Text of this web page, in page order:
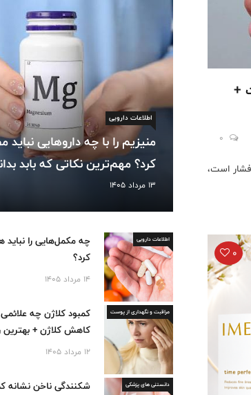
+
0
است،
0
اطلاعات دارویی
منیزیم را با چه داروهایی
کرد؟ مهم‌ترین نکاتی که بابد
13 مرداد 1405
اطلاعات دارویی
چه مکمل‌هایی را
کرد؟
14 مرداد 1405
مراقبت و نگهداری از پوست
کاهش کلاژن + بهترین
12 مرداد 1405
دانستنی های پزشکی شکنندگی ناخن